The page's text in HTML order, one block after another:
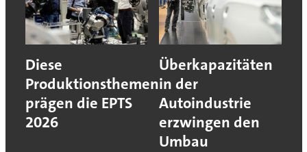
Diese
Produktionsthemen
prägen die EPTS
2026
Überkapazitäten
in der
Autoindustrie
erzwingen den
Umbau